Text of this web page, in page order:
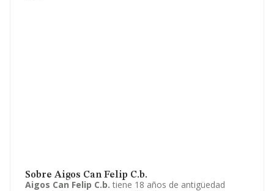
Sobre Aigos Can Felip C.b.
Aigos Can Felip C.b. tiene 18 años de antigüedad